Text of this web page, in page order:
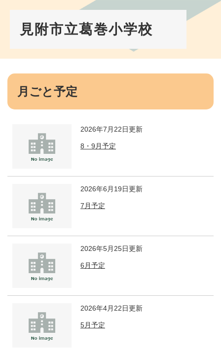
す。
見附市立葛巻小学校
本
月ごと予定
2026年7月22日更新
8・9月予定
2026年6月19日更新
7月予定
2026年5月25日更新
6月予定
2026年4月22日更新
5月予定